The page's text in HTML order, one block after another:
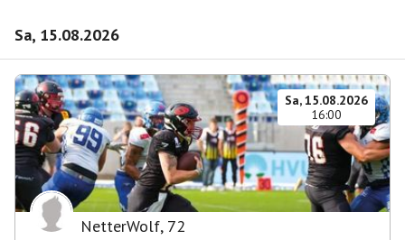
Sa, 15.08.2026
Sa, 15.08.2026
16:00
NetterWolf, 72